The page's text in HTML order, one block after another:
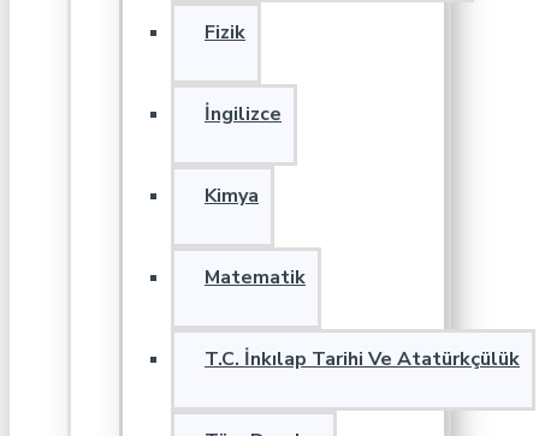
Fizik
İngilizce
Kimya
Matematik
T.C. İnkılap Tarihi Ve Atatürkçülük